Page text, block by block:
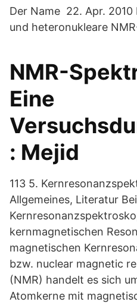
Der Name 22. Apr.
und heteronukleare
NMR-
Eine
: Mejid
113 5.
Allgemeines, Literatur
kernmagnetischen
magnetischen
bzw. nuclear magnetic
(NMR) handelt es sich
Atomkerne mit